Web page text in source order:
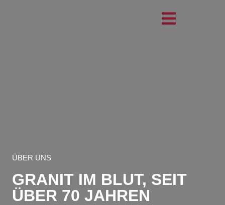
ÜBER UNS
GRANIT IM BLUT, SEIT
ÜBER 70 JAHREN